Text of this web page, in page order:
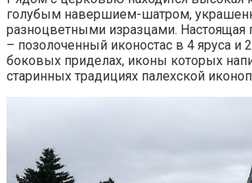
голубым навершием-шатром,
разноцветными изразцами. Настоящая
– позолоченный иконостас в 4 яруса и
боковых приделах, иконы которых
старинных традициях палехской